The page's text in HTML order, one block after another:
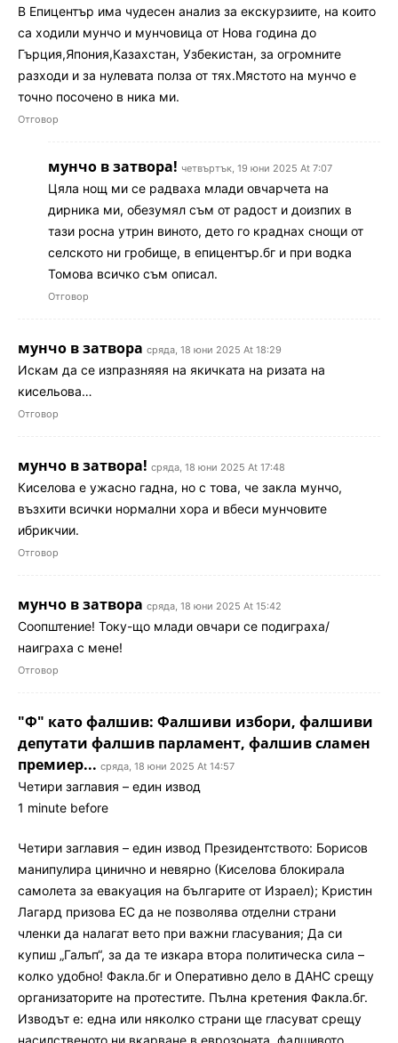
В Епицентър има чудесен анализ за екскурзиите, на които
са ходили мунчо и мунчовица от Нова година до
Гърция,Япония,Казахстан, Узбекистан, за огромните
разходи и за нулевата полза от тях.Мястото на мунчо е
точно посочено в ника ми.
Отговор
мунчо в затвора! четвъртък, 19 юни 2025 At 7:07
Цяла нощ ми се радваха млади овчарчета на
дирника ми, обезумял съм от радост и доизпих в
тази росна утрин виното, дето го краднах снощи от
селското ни гробище, в епицентър.бг и при водка
Томова всичко съм описал.
Отговор
мунчо в затвора сряда, 18 юни 2025 At 18:29
Искам да се изпразняяя на якичката на ризата на
кисельова…
Отговор
мунчо в затвора! сряда, 18 юни 2025 At 17:48
Киселова е ужасно гадна, но с това, че закла мунчо,
възхити всички нормални хора и вбеси мунчовите
ибрикчии.
Отговор
мунчо в затвора сряда, 18 юни 2025 At 15:42
Соопштение! Току-що млади овчари се подиграха/
наиграха с мене!
Отговор
"Ф" като фалшив: Фалшиви избори, фалшиви
депутати фалшив парламент, фалшив сламен
премиер... сряда, 18 юни 2025 At 14:57
Четири заглавия – един извод
1 minute before
Четири заглавия – един извод Президентството: Борисов
манипулира цинично и невярно (Киселова блокирала
самолета за евакуация на българите от Израел); Кристин
Лагард призова ЕС да не позволява отделни страни
членки да налагат вето при важни гласувания; Да си
купиш „Галъп“, за да те изкара втора политическа сила –
колко удобно! Факла.бг и Оперативно дело в ДАНС срещу
организаторите на протестите. Пълна кретения Факла.бг.
Изводът е: една или няколко страни ще гласуват срещу
насилственото ни вкарване в еврозоната, фалшивото